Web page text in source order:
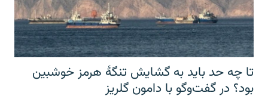
تا چه حد باید به گشایش تنگهٔ هرمز خوشبین
بود؟ در گفت‌وگو با دامون گلریز